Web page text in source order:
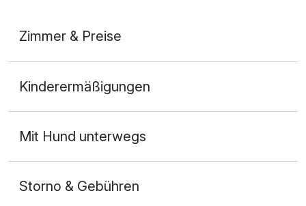
Zimmer & Preise
2 Erwachsene
Kinderermäßigungen
Mit Hund unterwegs
Storno & Gebühren